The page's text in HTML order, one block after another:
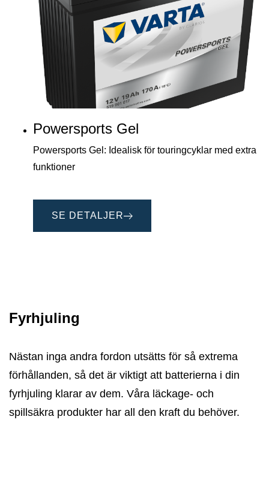
Powersports Gel
Powersports Gel: Idealisk för touringcyklar med extra
funktioner
SE DETALJER
Fyrhjuling
Nästan inga andra fordon utsätts för så extrema
förhållanden, så det är viktigt att batterierna i din
fyrhjuling klarar av dem. Våra läckage- och
spillsäkra produkter har all den kraft du behöver.